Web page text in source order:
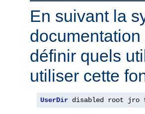
En suivant la
définir quels
utiliser cette
UserDir disabled root jro